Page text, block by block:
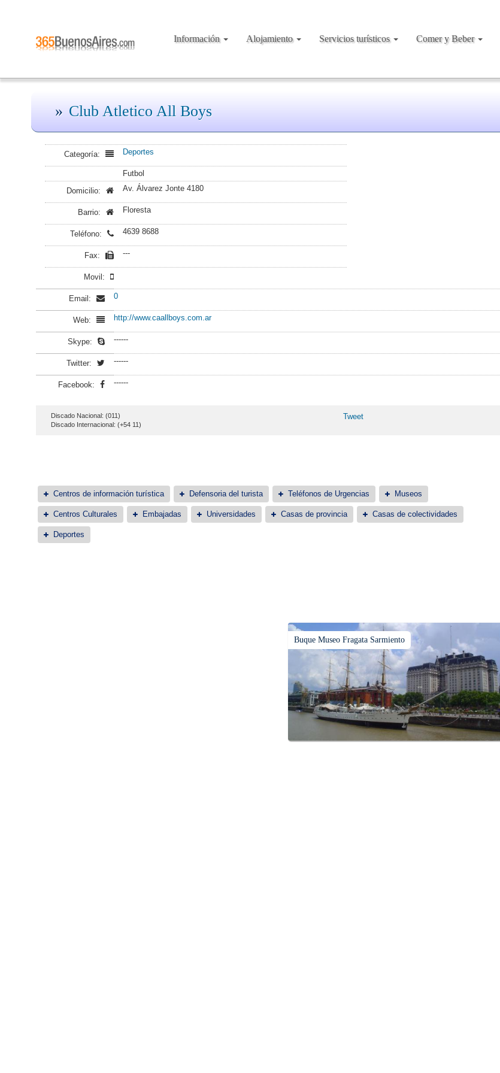
Información Alojamiento Servicios turísticos Comer y Beber
Club Atletico All Boys
Categoría: Deportes
Futbol
Domicilio:
Av. Álvarez Jonte 4180
Barrio: Floresta
Teléfono: 4639 8688
Fax: ---
Movil:
Email: 0
Web: http://www.caallboys.com.ar
Skype: ------
Twitter: ------
Facebook: ------
Discado Nacional: (011)
Discado Internacional: (+54 11)
Tweet
Centros de información turística Defensoria del turista Teléfonos de Urgencias Museos
Centros Culturales Embajadas Universidades Casas de provincia Casas de colectividades
Deportes
Buque Museo Fragata Sarmiento